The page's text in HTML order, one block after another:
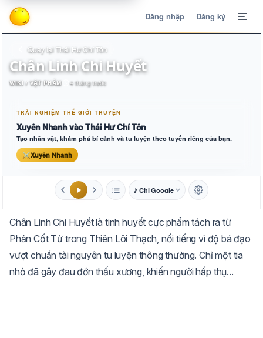
Đăng nhập Đăng ký
Quay lại Thái Hư Chí Tôn
Chân Linh Chi Huyết
WIKI / VẬT PHẨM 4 tháng trước
TRẢI NGHIỆM THẾ GIỚI TRUYỆN
Xuyên Nhanh vào Thái Hư Chí Tôn
Tạo nhân vật, khám phá bí cảnh và tu luyện theo tuyến riêng của bạn.
⚔Xuyên Nhanh
♪ Chị Google
Mặc định Tự chuyển
Trắng Ngà Vàng
Chân Linh Chi Huyết là tinh huyết cực phẩm tách ra từ
Phản Cốt Tử trong Thiên Lôi Thạch, nổi tiếng vì độ bá đạo
vượt chuẩn tài nguyên tu luyện thông thường. Chỉ một tia
nhỏ đã gây đau đớn thấu xương, khiến người hấp thụ...